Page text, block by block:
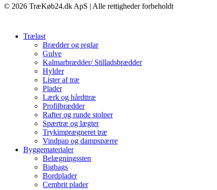
© 2026 TræKøb24.dk ApS | Alle rettigheder forbeholdt
Trælast
Brædder og reglar
Gulve
Kalmarbrædder/ Stilladsbrædder
Hylder
Lister af træ
Plader
Lærk og hårdttræ
Profilbrædder
Rafter og runde stolper
Spærtræ og lægter
Trykimprægneret træ
Vindpap og dampspærre
Byggematerialer
Belægningssten
Bigbags
Bordplader
Cembrit plader